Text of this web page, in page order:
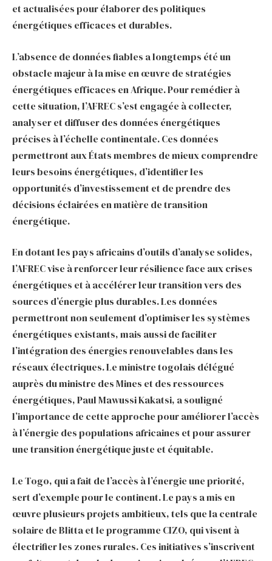
et actualisées pour élaborer des politiques
énergétiques efficaces et durables.
L’absence de données fiables a longtemps été un
obstacle majeur à la mise en œuvre de stratégies
énergétiques efficaces en Afrique. Pour remédier à
cette situation, l’AFREC s’est engagée à collecter,
analyser et diffuser des données énergétiques
précises à l’échelle continentale. Ces données
permettront aux États membres de mieux comprendre
leurs besoins énergétiques, d’identifier les
opportunités d’investissement et de prendre des
décisions éclairées en matière de transition
énergétique.
En dotant les pays africains d’outils d’analyse solides,
l’AFREC vise à renforcer leur résilience face aux crises
énergétiques et à accélérer leur transition vers des
sources d’énergie plus durables. Les données
permettront non seulement d’optimiser les systèmes
énergétiques existants, mais aussi de faciliter
l’intégration des énergies renouvelables dans les
réseaux électriques. Le ministre togolais délégué
auprès du ministre des Mines et des ressources
énergétiques, Paul Mawussi Kakatsi, a souligné
l’importance de cette approche pour améliorer l’accès
à l’énergie des populations africaines et pour assurer
une transition énergétique juste et équitable.
Le Togo, qui a fait de l’accès à l’énergie une priorité,
sert d’exemple pour le continent. Le pays a mis en
œuvre plusieurs projets ambitieux, tels que la centrale
solaire de Blitta et le programme CIZO, qui visent à
électrifier les zones rurales. Ces initiatives s’inscrivent